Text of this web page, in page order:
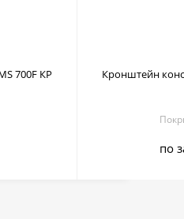
700F КР Кронштейн
по